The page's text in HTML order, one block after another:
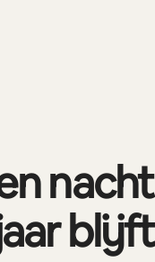
nacht
blijft